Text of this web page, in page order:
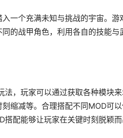
一个充满未知与挑战的宇宙。
的战甲角色，利用各自的技能
法，玩家可以通过获取各种模块
缩减等。合理搭配不同MOD可
配能够让玩家在关键时刻脱颖而